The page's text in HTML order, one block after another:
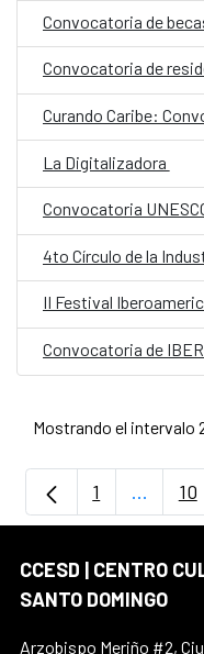
Curando Caribe:
La Digitalizadora
4to Círculo de la
Convocatoria de
Mostrando el intervalo
Página
1 ... 10
CCESD | CENTRO
SANTO DOMINGO
Arzobispo Meriño #2,